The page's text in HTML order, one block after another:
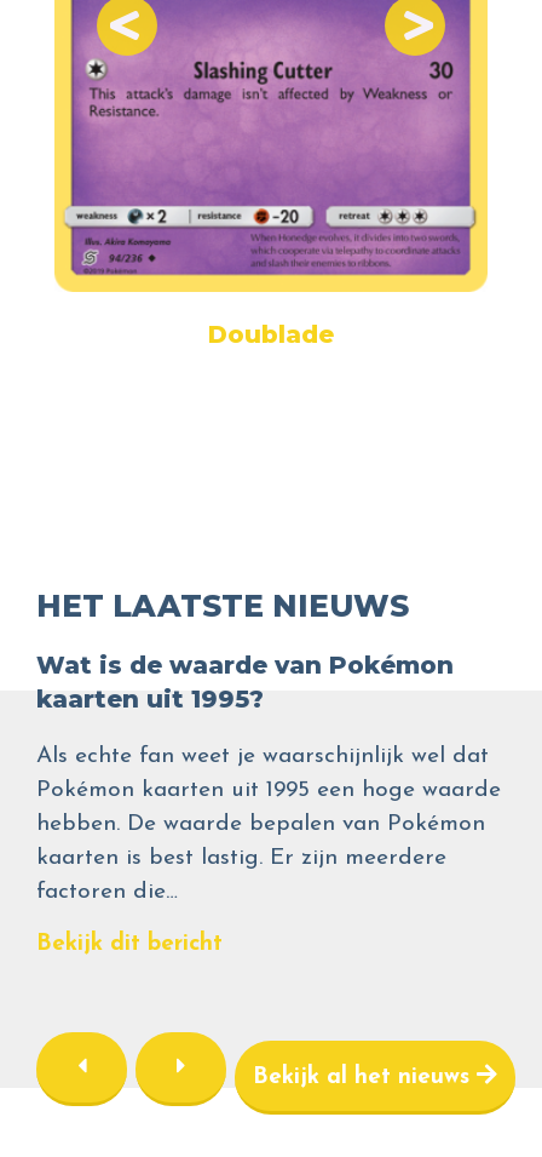
Doublade
HET LAATSTE NIEUWS
Wat is de waarde van Pokémon
kaarten uit 1995?
Als echte fan weet je waarschijnlijk wel dat
Pokémon kaarten uit 1995 een hoge waarde
hebben. De waarde bepalen van Pokémon
kaarten is best lastig. Er zijn meerdere
factoren die…
Bekijk dit bericht
Bekijk al het nieuws